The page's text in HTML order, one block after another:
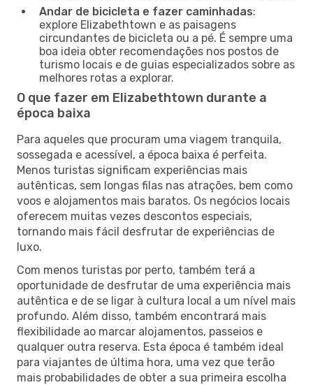
Andar de bicicleta e fazer caminhadas:
explore Elizabethtown e as paisagens
circundantes de bicicleta ou a pé. É sempre uma
boa ideia obter recomendações nos postos de
turismo locais e de guias especializados sobre as
melhores rotas a explorar.
O que fazer em Elizabethtown durante a
época baixa
Para aqueles que procuram uma viagem tranquila,
sossegada e acessível, a época baixa é perfeita.
Menos turistas significam experiências mais
autênticas, sem longas filas nas atrações, bem como
voos e alojamentos mais baratos. Os negócios locais
oferecem muitas vezes descontos especiais,
tornando mais fácil desfrutar de experiências de
luxo.
Com menos turistas por perto, também terá a
oportunidade de desfrutar de uma experiência mais
autêntica e de se ligar à cultura local a um nível mais
profundo. Além disso, também encontrará mais
flexibilidade ao marcar alojamentos, passeios e
qualquer outra reserva. Esta época é também ideal
para viajantes de última hora, uma vez que terão
mais probabilidades de obter a sua primeira escolha